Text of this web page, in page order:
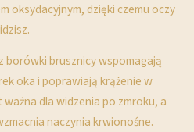
oksydacyjnym, dzięki czemu oczy
borówki brusznicy wspomagają
oka i poprawiają krążenie w
dla widzenia po zmroku, a
naczynia krwionośne.